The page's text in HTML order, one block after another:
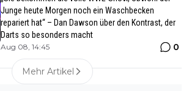
Junge heute Morgen noch ein Waschbecken
repariert hat“ – Dan Dawson über den Kontrast, der
Darts so besonders macht
Aug 08, 14:45 0
Mehr Artikel